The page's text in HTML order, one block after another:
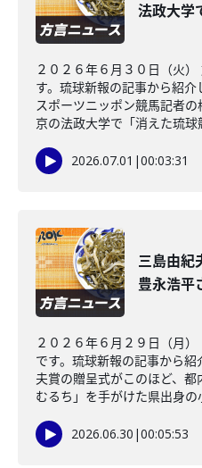
法政大学
２０２６年６月３０日（火
す。琉球新報の記事から紹
スポーツニッポン競馬記者
京の法政大学で「消えた琉球
2026.07.01 |00:03:31
三島由紀
豊永浩平
２０２６年６月２９日（月
です。琉球新報の記事から
夫賞の贈呈式がこのほど、
むるち」を手がけた県出身の
2026.06.30 |00:05:53